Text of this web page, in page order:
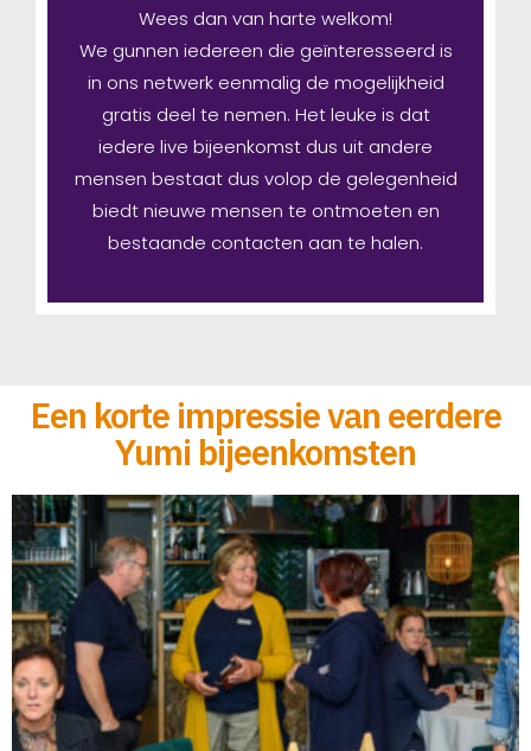
Wees dan van harte welkom!
We gunnen iedereen die geïnteresseerd is
in ons netwerk eenmalig de mogelijkheid
gratis deel te nemen. Het leuke is dat
iedere live bijeenkomst dus uit andere
mensen bestaat dus volop de gelegenheid
biedt nieuwe mensen te ontmoeten en
bestaande contacten aan te halen.
Een korte impressie van eerdere
Yumi bijeenkomsten